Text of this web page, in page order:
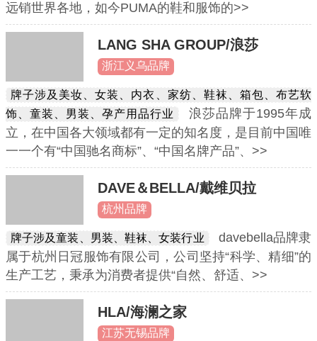
远销世界各地，如今PUMA的鞋和服饰的>>
LANG SHA GROUP/浪莎
浙江义乌品牌
牌子涉及美妆、女装、内衣、家纺、鞋袜、箱包、布艺软
饰、童装、男装、孕产用品行业
浪莎品牌于1995年成
立，在中国各大领域都有一定的知名度，是目前中国唯
一一个有“中国驰名商标”、“中国名牌产品”、>>
DAVE＆BELLA/戴维贝拉
杭州品牌
牌子涉及童装、男装、鞋袜、女装行业
davebella品牌隶
属于杭州日冠服饰有限公司，公司坚持“科学、精细”的
生产工艺，秉承为消费者提供“自然、舒适、>>
HLA/海澜之家
江苏无锡品牌